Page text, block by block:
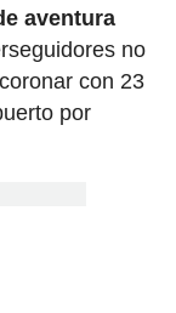
aventura
no
con 23
por